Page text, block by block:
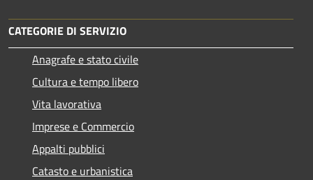
CATEGORIE DI SERVIZIO
Anagrafe e stato civile
Cultura e tempo libero
Vita lavorativa
Imprese e Commercio
Appalti pubblici
Catasto e urbanistica